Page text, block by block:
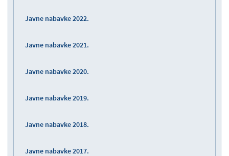
Javne nabavke 2022.
Javne nabavke 2021.
Javne nabavke 2020.
Javne nabavke 2019.
Javne nabavke 2018.
Javne nabavke 2017.